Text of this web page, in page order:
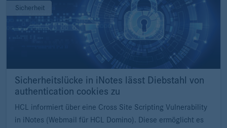
Sicherheit
Sicherheitslücke in iNotes lässt Diebstahl von
authentication cookies zu
HCL informiert über eine Cross Site Scripting Vulnerability
in iNotes (Webmail für HCL Domino). Diese ermöglicht es